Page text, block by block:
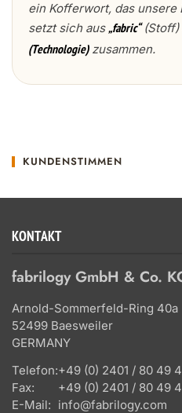
ein Kofferwort, das unsere
setzt sich aus„fabric“(Stoff)
(Technologie)zusammen.
KUNDENSTIMMEN
KONTAKT
fabrilogy GmbH & Co.
Arnold-Sommerfeld-Ring 40a
52499 Baesweiler
GERMANY
Telefon:+49 (0) 2401 / 80 49
Fax:
+49 (0) 2401 / 80 49
E-Mail: info@fabrilogy.com